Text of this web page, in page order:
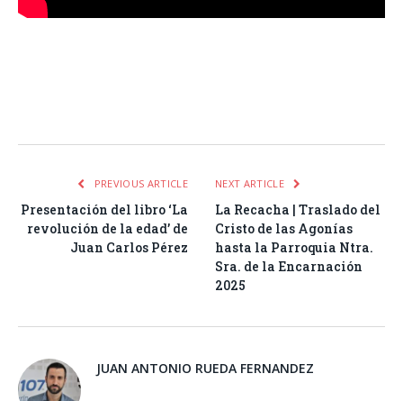
PREVIOUS ARTICLE
Presentación del libro ‘La
revolución de la edad’ de
Juan Carlos Pérez
NEXT ARTICLE
La Recacha | Traslado del
Cristo de las Agonías
hasta la Parroquia Ntra.
Sra. de la Encarnación
2025
JUAN ANTONIO RUEDA FERNANDEZ